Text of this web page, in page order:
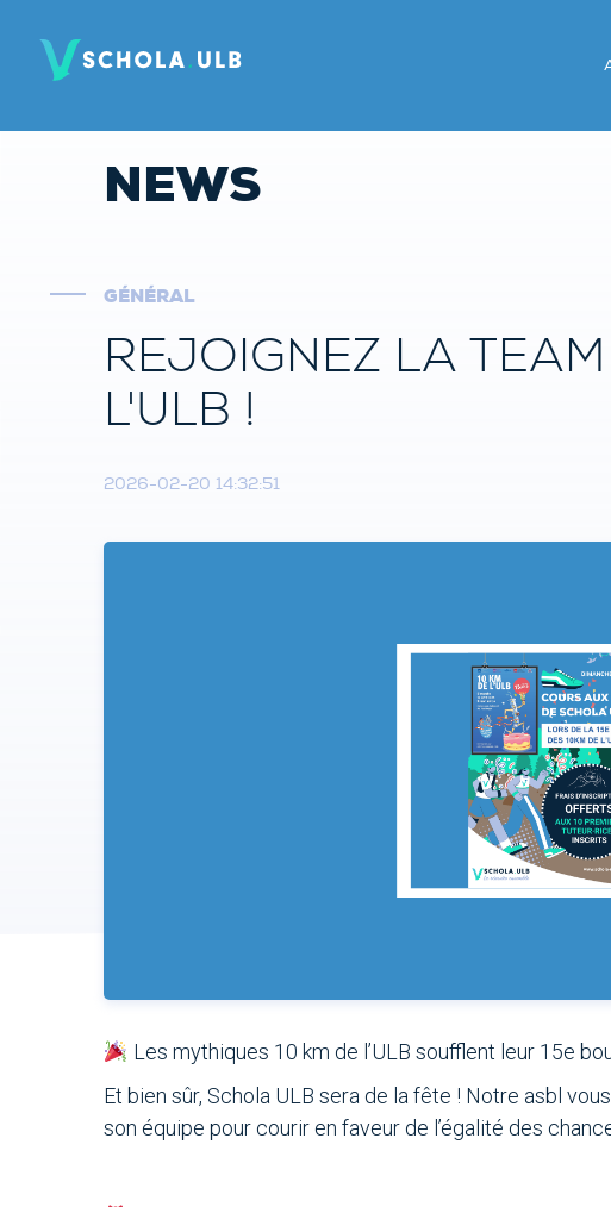
NEWS
GÉNÉRAL
REJOIGNEZ LA
L'ULB !
2026-02-20 14:32:51
Les mythiques 10 km de l’ULB soufflent leur 15e
Et bien sûr, Schola ULB sera de la fête ! Notre asbl
son équipe pour courir en faveur de l’égalité des